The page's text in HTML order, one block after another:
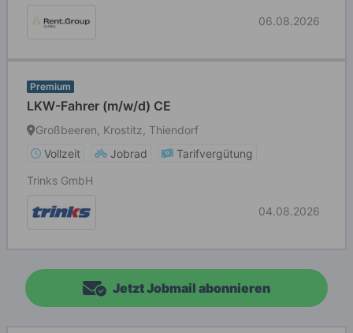
06.08.2026
Premium
LKW-Fahrer (m/w/d) CE
Großbeeren, Krostitz, Thiendorf
Vollzeit
Jobrad
Tarifvergütung
Trinks GmbH
04.08.2026
Jetzt Jobmail abonnieren